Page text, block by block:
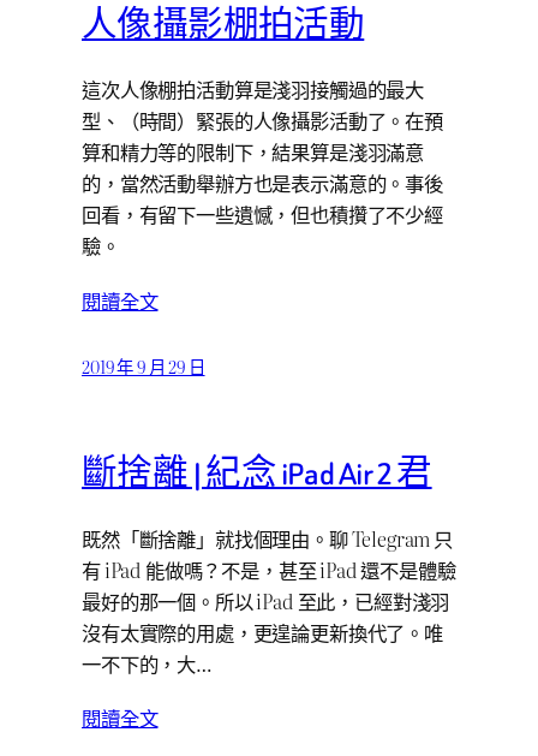
人像攝影棚拍活動
這次人像棚拍活動算是淺羽接觸過的最大
型、（時間）緊張的人像攝影活動了。在預
算和精力等的限制下，結果算是淺羽滿意
的，當然活動舉辦方也是表示滿意的。事後
回看，有留下一些遺憾，但也積攢了不少經
驗。
閱讀全文
2019 年 9 月 29 日
斷捨離 | 紀念 iPad Air 2 君
既然「斷捨離」就找個理由。聊 Telegram 只
有 iPad 能做嗎？不是，甚至 iPad 還不是體驗
最好的那一個。所以 iPad 至此，已經對淺羽
沒有太實際的用處，更遑論更新換代了。唯
一不下的，大…
閱讀全文